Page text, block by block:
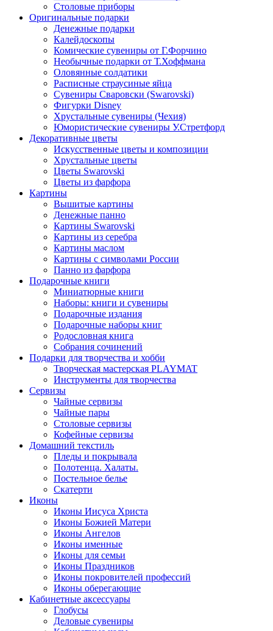
Столовые приборы
Оригинальные подарки
Денежные подарки
Калейдоскопы
Комические сувениры от Г.Форчино
Необычные подарки от Т.Хоффмана
Оловянные солдатики
Расписные страусиные яйца
Сувениры Сваровски (Swarovski)
Фигурки Disney
Хрустальные сувениры (Чехия)
Юмористические сувениры У.Стретфорд
Декоративные цветы
Искусственные цветы и композиции
Хрустальные цветы
Цветы Swarovski
Цветы из фарфора
Картины
Вышитые картины
Денежные панно
Картины Swarovski
Картины из серебра
Картины маслом
Картины с символами России
Панно из фарфора
Подарочные книги
Миниатюрные книги
Наборы: книги и сувениры
Подарочные издания
Подарочные наборы книг
Родословная книга
Собрания сочинений
Подарки для творчества и хобби
Творческая мастерская PLAYMAT
Инструменты для творчества
Cервизы
Чайные сервизы
Чайные пары
Столовые сервизы
Кофейные сервизы
Домашний текстиль
Пледы и покрывала
Полотенца. Халаты.
Постельное белье
Скатерти
Иконы
Иконы Иисуса Христа
Иконы Божией Матери
Иконы Ангелов
Иконы именные
Иконы для семьи
Иконы Праздников
Иконы покровителей профессий
Иконы оберегающие
Кабинетные аксессуары
Глобусы
Деловые сувениры